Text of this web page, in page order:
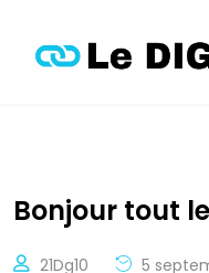
Bonjour tout
21Dg10 5